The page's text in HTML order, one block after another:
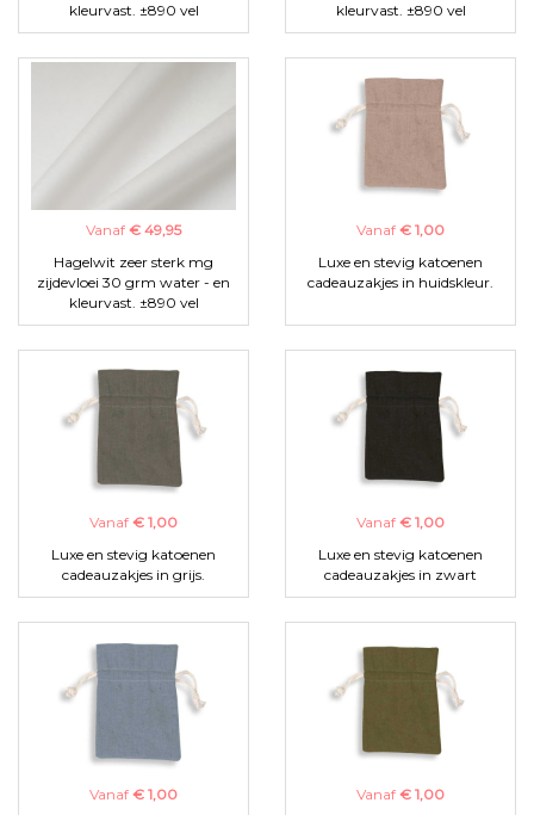
kleurvast. ±890 vel
kleurvast. ±890 vel
Vanaf € 49,95
Hagelwit zeer sterk mg
zijdevloei 30 grm water - en
kleurvast. ±890 vel
Vanaf € 1,00
Luxe en stevig katoenen
cadeauzakjes in huidskleur.
Vanaf € 1,00
Luxe en stevig katoenen
cadeauzakjes in grijs.
Vanaf € 1,00
Luxe en stevig katoenen
cadeauzakjes in zwart
Vanaf € 1,00
Vanaf € 1,00